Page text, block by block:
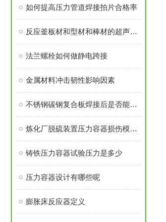
如何提高压力管道焊接拍片合格率
反应釜板材和型材和棒材的超声波检测
法兰螺栓如何做静电跨接
金属材料冲击韧性影响因素
不锈钢碳钢复合板焊接后是否能进行热处理
炼化厂脱硫装置压力容器损伤模式分析与应对
铸铁压力容器试验压力是多少
压力容器设计有哪些呢
膨胀床反应器定义